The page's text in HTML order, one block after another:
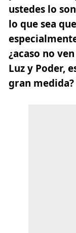
ustedes lo
lo que sea
¿acaso no
Luz y Poder,
gran medida?